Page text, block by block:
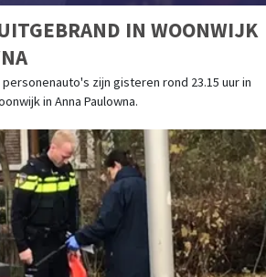
IN WOONWIJK
personenauto's zijn gisteren rond 23.15 uur in
in Anna Paulowna.